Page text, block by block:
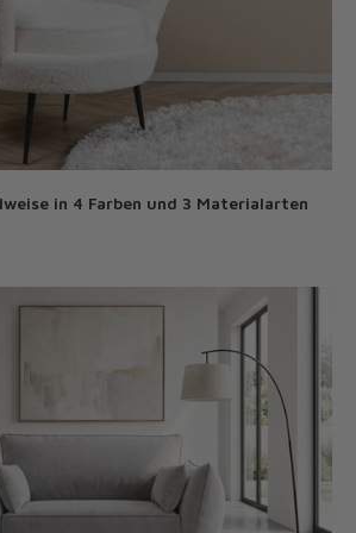
in 4 Farben und 3 Materialarten